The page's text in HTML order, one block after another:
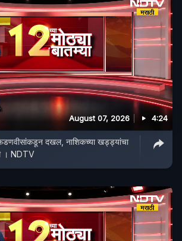
August 07, 2026 4:24
दखल, नाशिकच्या खड्ड्यांचा
। NDTV